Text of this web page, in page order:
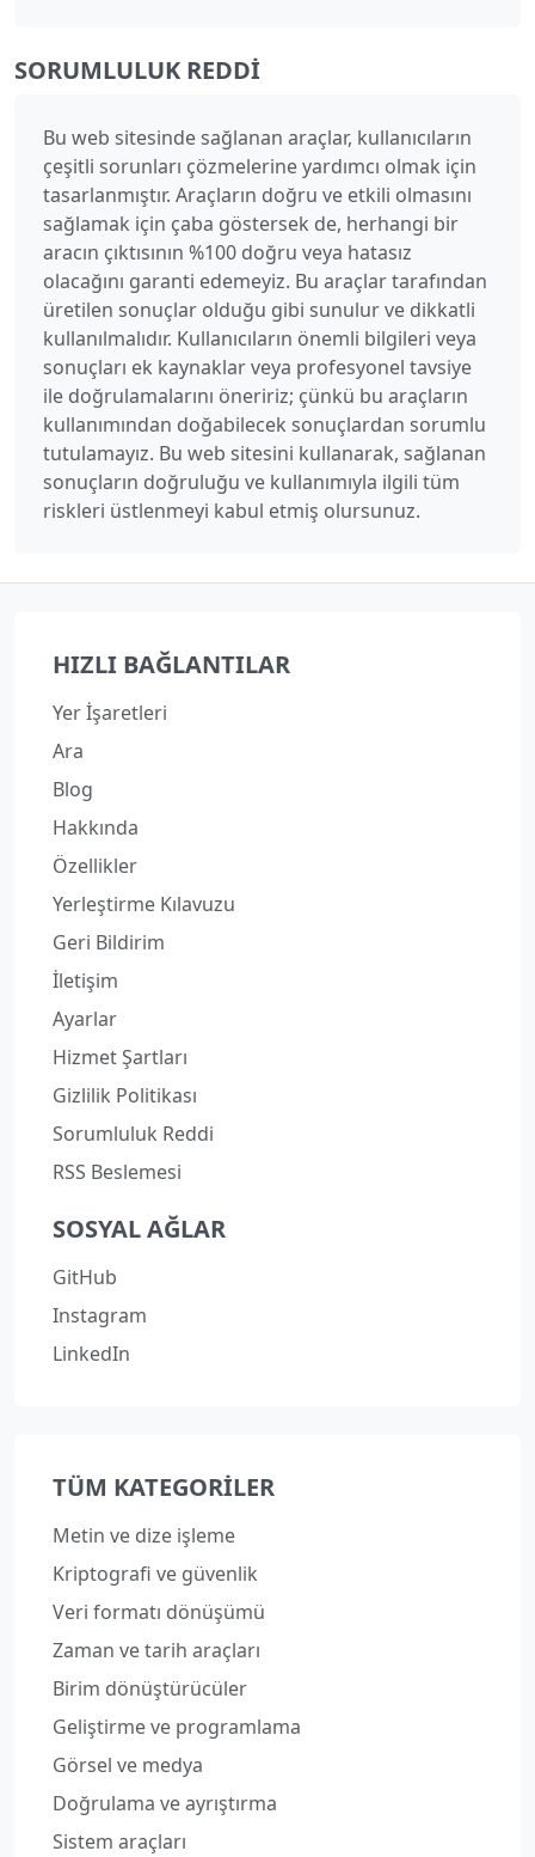
SORUMLULUK REDDI
Bu web sitesinde sağlanan araçlar, kullanıcıların
çeşitli sorunları çözmelerine yardımcı olmak için
tasarlanmıştır. Araçların doğru ve etkili olmasını
sağlamak için çaba göstersek de, herhangi bir
aracın çıktısının %100 doğru veya hatasız
olacağını garanti edemeyiz. Bu araçlar tarafından
üretilen sonuçlar olduğu gibi sunulur ve dikkatli
kullanılmalıdır. Kullanıcıların önemli bilgileri veya
sonuçları ek kaynaklar veya profesyonel tavsiye
ile doğrulamalarını öneririz; çünkü bu araçların
kullanımından doğabilecek sonuçlardan sorumlu
tutulamayız. Bu web sitesini kullanarak, sağlanan
sonuçların doğruluğu ve kullanımıyla ilgili tüm
riskleri üstlenmeyi kabul etmiş olursunuz.
HIZLI BAĞLANTILAR
Yer İşaretleri
Ara
Blog
Hakkında
Özellikler
Yerleştirme Kılavuzu
Geri Bildirim
İletişim
Ayarlar
Hizmet Şartları
Gizlilik Politikası
Sorumluluk Reddi
RSS Beslemesi
SOSYAL AĞLAR
GitHub
Instagram
LinkedIn
TÜM KATEGORILER
Metin ve dize işleme
Kriptografi ve güvenlik
Veri formatı dönüşümü
Zaman ve tarih araçları
Birim dönüştürücüler
Geliştirme ve programlama
Görsel ve medya
Doğrulama ve ayrıştırma
Sistem araçları